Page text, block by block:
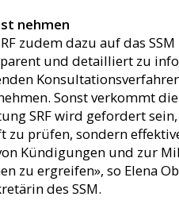
nehmen
zudem dazu auf das
und detailliert zu
Sonst verkommt
SRF wird gefordert
zu prüfen, sondern
Kündigungen und zur
zu ergreifen», so Elena
des SSM.